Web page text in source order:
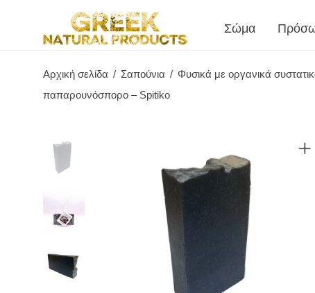
Σώμα
Αρχική σελίδα / Σαπούνια / Φυσικά με οργανικά
παπαρουνόσπορο – Spitiko